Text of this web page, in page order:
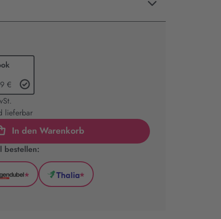
€
lieferbar
In den Warenkorb
bestellen:
Hugendubel
*
Thalia
*